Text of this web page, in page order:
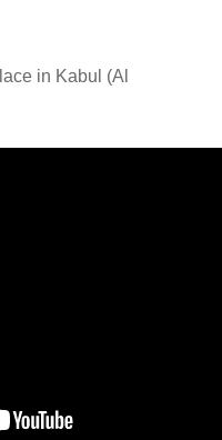
in Kabul (Al